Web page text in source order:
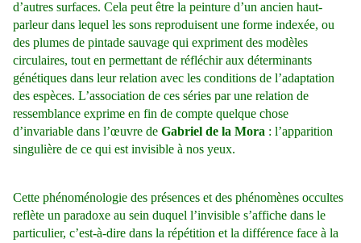
d’autres surfaces. Cela peut être la peinture d’un ancien haut-
parleur dans lequel les sons reproduisent une forme indexée, ou
des plumes de pintade sauvage qui expriment des modèles
circulaires, tout en permettant de réfléchir aux déterminants
génétiques dans leur relation avec les conditions de l’adaptation
des espèces. L’association de ces séries par une relation de
ressemblance exprime en fin de compte quelque chose
d’invariable dans l’œuvre de Gabriel de la Mora : l’apparition
singulière de ce qui est invisible à nos yeux.
Cette phénoménologie des présences et des phénomènes occultes
reflète un paradoxe au sein duquel l’invisible s’affiche dans le
particulier, c’est-à-dire dans la répétition et la différence face à la